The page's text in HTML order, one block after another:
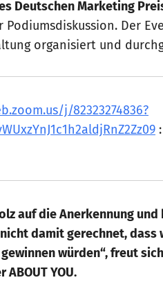
Deutschen Marketing
Der
organisiert und
j/82323274836?
auf die Anerkennung
damit gerechnet,
würden“, freut
YOU.